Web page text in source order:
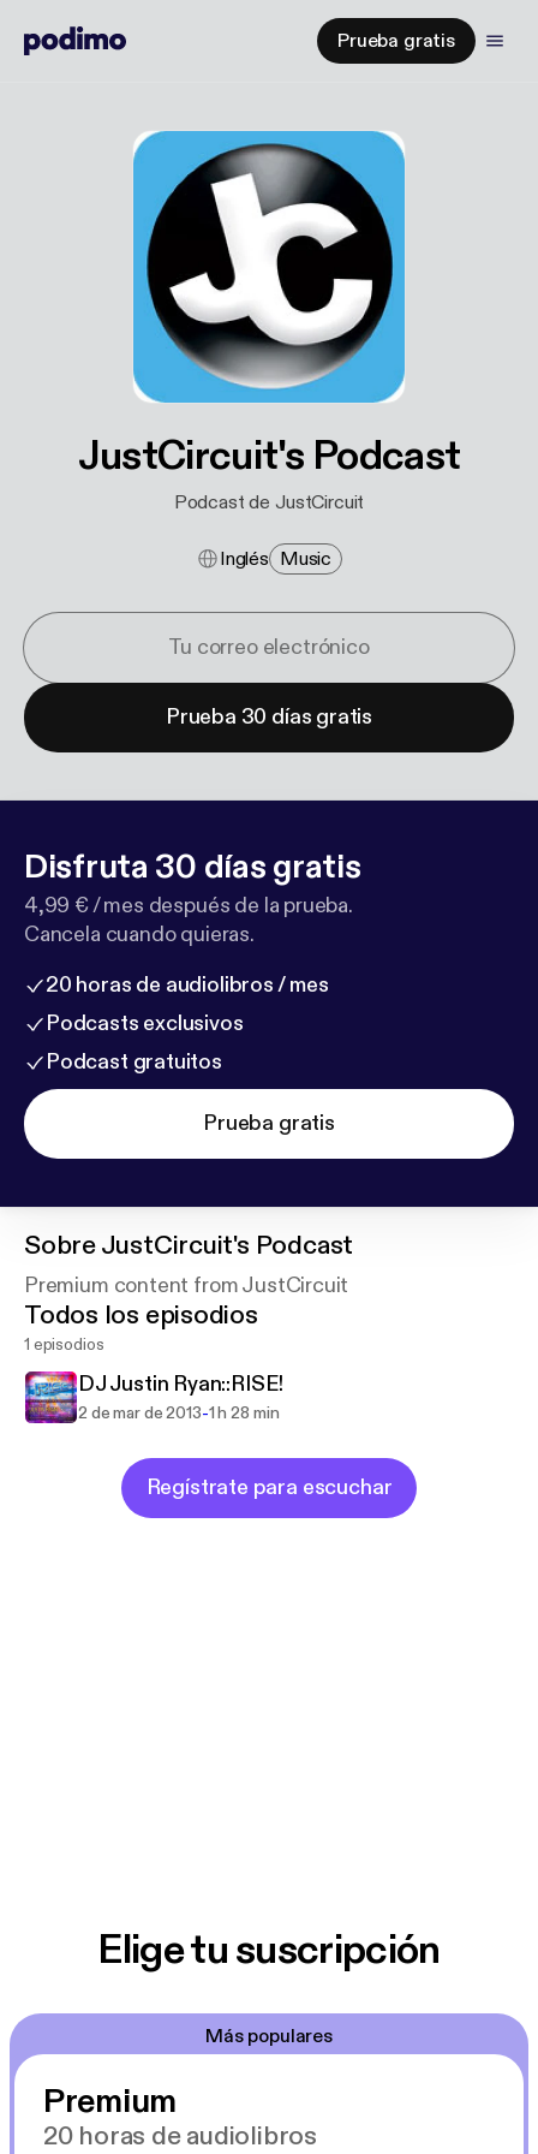
Prueba gratis
JustCircuit's Podcast
Podcast de JustCircuit
Inglés Music
Prueba 30 días gratis
Disfruta 30 días gratis
4,99 € / mes después de la prueba.
Cancela cuando quieras.
20 horas de audiolibros / mes
Podcasts exclusivos
Podcast gratuitos
Prueba gratis
SobreJustCircuit's Podcast
Premium content from JustCircuit
Todos los episodios
1 episodios
DJ Justin Ryan::RISE!
2 de mar de 2013-1 h 28 min
Regístrate para escuchar
Elige tu suscripción
Más populares
Premium
20 horas de audiolibros